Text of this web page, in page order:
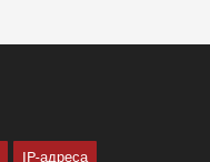
IP-адреса